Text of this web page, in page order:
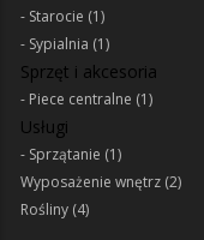
Starocie (1)
Sypialnia (1)
Sprzęt i akcesoria
Piece centralne (1)
Usługi
Sprzątanie (1)
Wyposażenie wnętrz (2)
Rośliny (4)